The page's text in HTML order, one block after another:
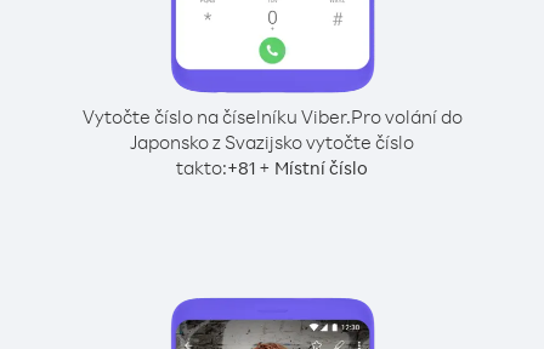
Vytočte číslo na číselníku Viber.Pro volání do
Japonsko z Svazijsko vytočte číslo
takto:+81 + Místní číslo